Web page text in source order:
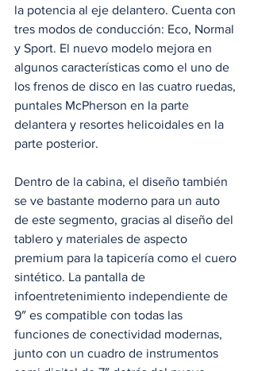
la potencia al eje delantero. Cuenta con
tres modos de conducción: Eco, Normal
y Sport. El nuevo modelo mejora en
algunos características como el uno de
los frenos de disco en las cuatro ruedas,
puntales McPherson en la parte
delantera y resortes helicoidales en la
parte posterior.
Dentro de la cabina, el diseño también
se ve bastante moderno para un auto
de este segmento, gracias al diseño del
tablero y materiales de aspecto
premium para la tapicería como el cuero
sintético. La pantalla de
infoentretenimiento independiente de
9″ es compatible con todas las
funciones de conectividad modernas,
junto con un cuadro de instrumentos